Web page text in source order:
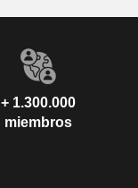
+ 1.300.000
miembros